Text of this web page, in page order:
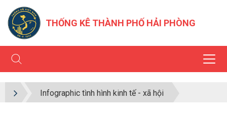
THỐNG KÊ THÀNH PHỐ HẢI PHÒNG
Infographic tình hình kinh tế - xã hội